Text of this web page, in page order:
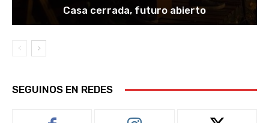
Casa cerrada, futuro abierto
SEGUINOS EN REDES